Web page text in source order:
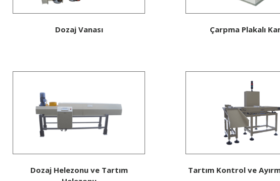
Dozaj Vanası Çarpma Plakalı
Dozaj Helezonu ve Tartım
Tartım Kontrol ve